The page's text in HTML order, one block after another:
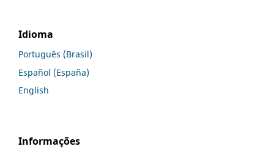
Idioma
Português (Brasil)
Español (España)
English
Informações